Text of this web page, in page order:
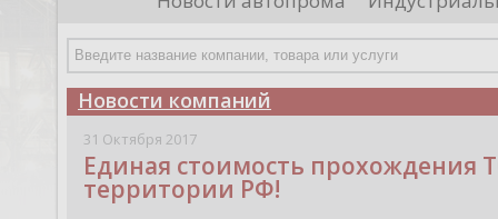
иностранными удостоверяющими центрами.
Новости компаний
31 Октября 2017
Единая стоимость прохождения
территории РФ!